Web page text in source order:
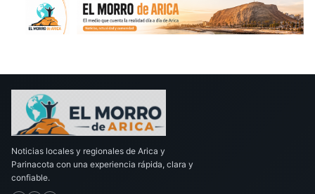
Noticias locales y regionales de Arica y
Parinacota con una experiencia rápida, clara y
confiable.